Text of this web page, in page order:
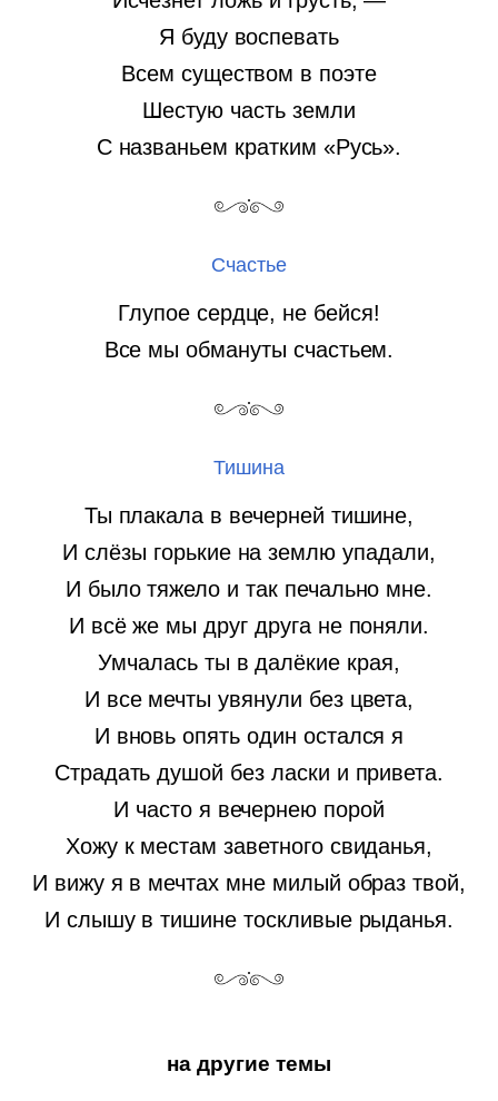
Я буду воспевать
Всем существом в поэте
Шестую часть земли
С названьем кратким «Русь».
Счастье
Глупое сердце, не бейся!
Все мы обмануты счастьем.
Тишина
Ты плакала в вечерней тишине,
И слёзы горькие на землю упадали,
И было тяжело и так печально мне.
И всё же мы друг друга не поняли.
Умчалась ты в далёкие края,
И все мечты увянули без цвета,
И вновь опять один остался я
Страдать душой без ласки и привета.
И часто я вечернею порой
Хожу к местам заветного свиданья,
И вижу я в мечтах мне милый образ твой,
И слышу в тишине тоскливые рыданья.
на другие темы